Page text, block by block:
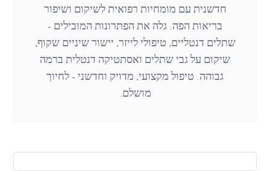
חדשנית עם מומחיות רפואית לשיקום ושיפור
בריאות הפה. גלה את הפתרונות המובילים –
שתלים דנטליים, טיפולי לייזר, יישור שיניים שקוף,
שיקום על גבי שתלים ואסתטיקה דנטלית ברמה
גבוהה. טיפול מקצועי, מדויק וחדשני – לחיוך
מושלם.